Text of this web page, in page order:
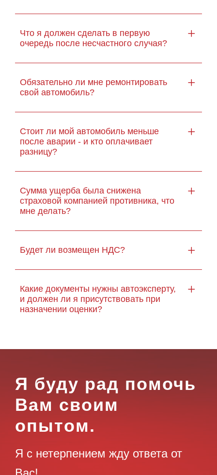
Что я должен сделать в первую
очередь после несчастного случая?
Обязательно ли мне ремонтировать
свой автомобиль?
Стоит ли мой автомобиль меньше
после аварии - и кто оплачивает
разницу?
Сумма ущерба была снижена
страховой компанией противника, что
мне делать?
Будет ли возмещен НДС?
Какие документы нужны автоэксперту,
и должен ли я присутствовать при
назначении оценки?
Я буду рад помочь
Вам своим
опытом.
Я с нетерпением жду ответа от